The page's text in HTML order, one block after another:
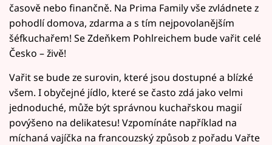
časově nebo finančně. Na Prima Family vše zvládnete z
pohodlí domova, zdarma a s tím nejpovolanějším
šéfkuchařem! Se Zdeňkem Pohlreichem bude vařit celé
Česko – živě!
Vařit se bude ze surovin, které jsou dostupné a blízké
všem. I obyčejné jídlo, které se často zdá jako velmi
jednoduché, může být správnou kuchařskou magií
povýšeno na delikatesu! Vzpomínáte například na
míchaná vajíčka na francouzský způsob z pořadu Vařte